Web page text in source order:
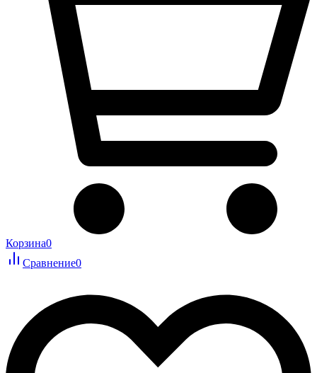
Корзина0
Сравнение0